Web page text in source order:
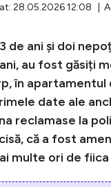
cont
28.05.2026 12:08 |
de ani şi doi
au fost găsiți
în apartamentul
date ale
reclamase la
că a fost
multe ori de fiica